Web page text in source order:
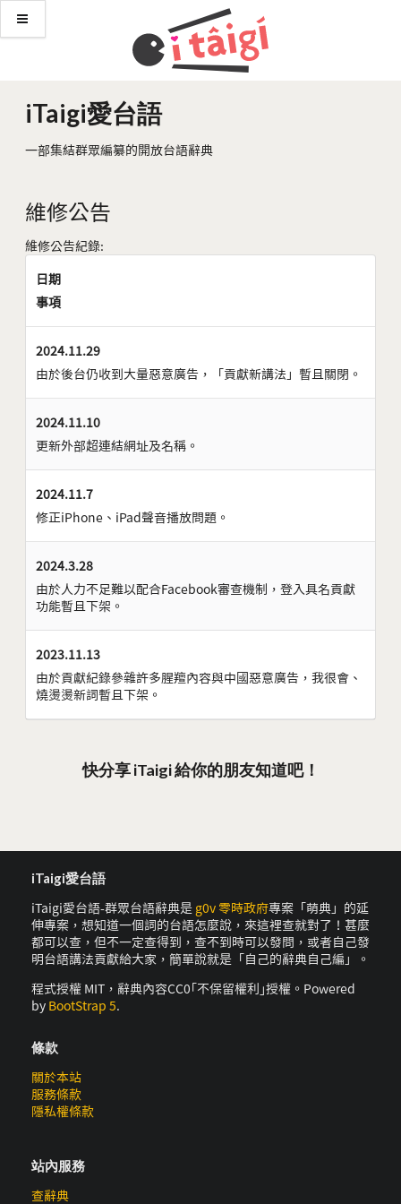
iTaigi愛台語
一部集結群眾編纂的開放台語辭典
維修公告
維修公告紀錄:
日期
事項
2024.11.29
由於後台仍收到大量惡意廣告，「貢獻新講法」暫且關閉。
2024.11.10
更新外部超連結網址及名稱。
2024.11.7
修正iPhone、iPad聲音播放問題。
2024.3.28
由於人力不足難以配合Facebook審查機制，登入具名貢獻
功能暫且下架。
2023.11.13
由於貢獻紀錄參雜許多腥羶內容與中國惡意廣告，我很會、
燒燙燙新詞暫且下架。
快分享 iTaigi 給你的朋友知道吧！
iTaigi愛台語
iTaigi愛台語-群眾台語辭典是 g0v 零時政府專案「萌典」的延
伸專案，想知道一個詞的台語怎麼說，來這裡查就對了！甚麼
都可以查，但不一定查得到，查不到時可以發問，或者自己發
明台語講法貢獻給大家，簡單說就是「自己的辭典自己編」。
程式授權 MIT，辭典內容CC0｢不保留權利｣授權。Powered
by BootStrap 5.
條款
關於本站
服務條款
隱私權條款
站內服務
查辭典